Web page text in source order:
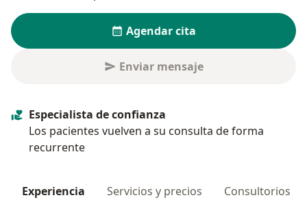
Agendar cita
Enviar mensaje
Especialista de confianza
Los pacientes vuelven a su consulta de forma
recurrente
Experiencia Servicios y precios Consultorios